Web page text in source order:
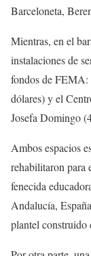
Barceloneta,
Mientras, en el
instalaciones de
fondos de
dólares) y el
Josefa Domingo
Ambos espacios
rehabilitaron para
fenecida
Andalucía,
plantel construido